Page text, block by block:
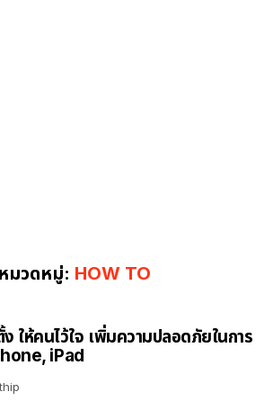
มวดหมู่: HOW TO
ให้คนไว้ใจ เพิ่มความปลอดภัยในการ
iPad